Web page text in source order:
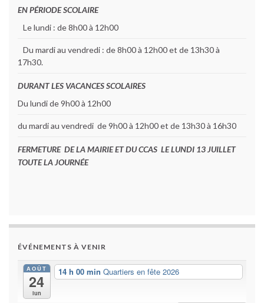
EN PÉRIODE SCOLAIRE
Le lundi : de 8h00 à 12h00
Du mardi au vendredi : de 8h00 à 12h00 et de 13h30 à
17h30.
DURANT LES VACANCES SCOLAIRES
Du lundi de 9h00 à 12h00
du mardi au vendredi de 9h00 à 12h00 et de 13h30 à 16h30
FERMETURE DE LA MAIRIE ET DU CCAS LE LUNDI 13 JUILLET
TOUTE LA JOURNÉE
ÉVÉNEMENTS À VENIR
AOÛT
24
lun
14 h 00 min Quartiers en fête 2026